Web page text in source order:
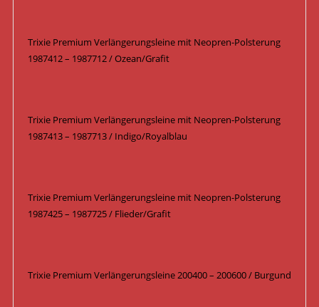
Trixie Premium Verlängerungsleine mit Neopren-Polsterung
1987412 – 1987712 / Ozean/Grafit
Trixie Premium Verlängerungsleine mit Neopren-Polsterung
1987413 – 1987713 / Indigo/Royalblau
Trixie Premium Verlängerungsleine mit Neopren-Polsterung
1987425 – 1987725 / Flieder/Grafit
Trixie Premium Verlängerungsleine 200400 – 200600 / Burgund